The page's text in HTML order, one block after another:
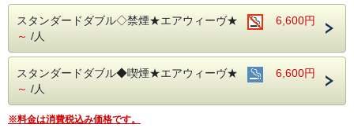
■交通アクセス■３つの主要駅と地下鉄が全て隣接！！
名鉄名古屋駅：徒歩１分
名古屋市営地下鉄：東山線・桜通線まで徒歩３分
名鉄バスセンター：当ホテルの建物３・４階より高速バスが
スタンダードダブル◇禁煙★エアウィーヴ★
6,600円
～ /人
スタンダードダブル◆喫煙★エアウィーヴ★
6,600円
～ /人
※料金は消費税込み価格です。